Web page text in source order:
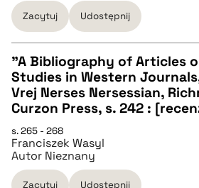
pobierz cytat
pobierz cytat
Zacytuj Udostępnij
CZYSTY TEKST
pobierz cytat
BIBTEX
"A Bibliography of Articles
Studies in Western
Vrej Nerses Nersessian,
Curzon Press, s. 242 :
s. 265 - 268
Franciszek Wasyl
Autor Nieznany
Zacytuj Udostępnij